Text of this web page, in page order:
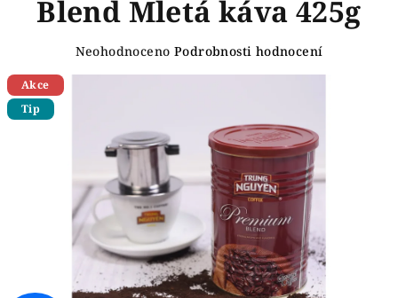
Blend Mletá káva 425g
Průměrné
hvězdiček.
Neohodnoceno Podrobnosti hodnocení
Akce
Tip